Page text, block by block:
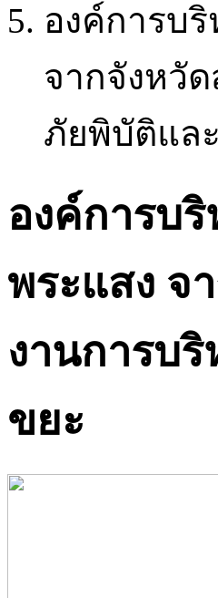
องค์การบ
จากจังหวั
ภัยพิบัติแล
องค์การบ
พระแสง จ
งานการบ
ขยะ